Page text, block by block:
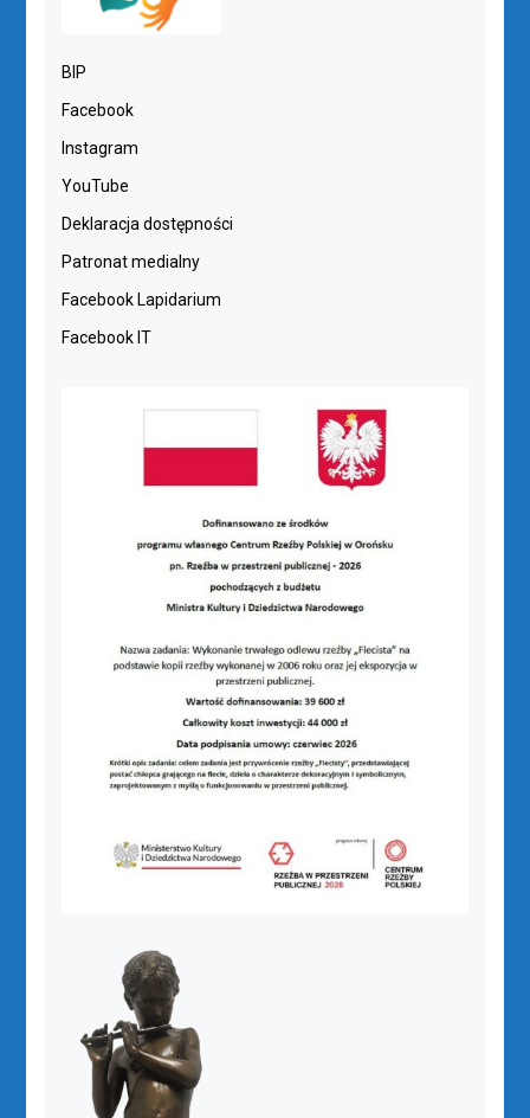
BIP
Facebook
Instagram
YouTube
Deklaracja dostępności
Patronat medialny
Facebook Lapidarium
Facebook IT